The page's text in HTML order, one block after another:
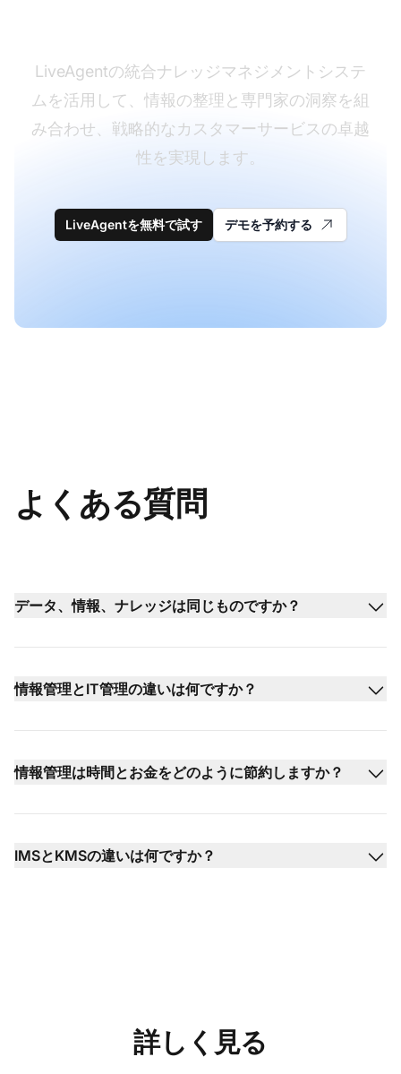
LiveAgentの統合ナレッジマネジメントシステ
ムを活用して、情報の整理と専門家の洞察を組
み合わせ、戦略的なカスタマーサービスの卓越
性を実現します。
LiveAgentを無料で試す デモを予約する
よくある質問
データ、情報、ナレッジは同じものですか？
情報管理とIT管理の違いは何ですか？
情報管理は時間とお金をどのように節約しますか？
IMSとKMSの違いは何ですか？
詳しく見る